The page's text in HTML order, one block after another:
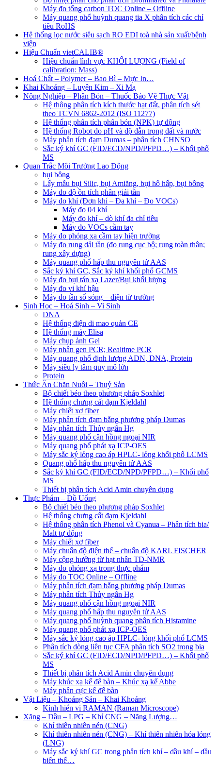
Máy đo tổng carbon TOC Online – Offline
Máy quang phổ huỳnh quang tia X phân tích các chỉ
tiêu RoHS
Hệ thống lọc nước siêu sạch RO EDI​​ toà nhà sản xuất/bệnh
viện
Hiệu Chuẩn vietCALIB®
Hiệu chuẩn lĩnh vực KHỐI LƯỢNG (Field of
calibration: Mass)
Hoá Chất – Polymer – Bao Bì – Mực In…
Khai Khoáng – Luyện Kim – Xi Mạ
Nông Nghiệp – Phân Bón – Thuốc Bảo Vệ Thực Vật
Hệ thông phân tích kích thước hạt đất, phân tích sét
theo TCVN 6862-2012 (ISO 11277)
Hệ thống phân tích phân bón (NPK) tự động
Hệ thống Robot đo pH và độ dẫn trong đất và nước
Máy phân tích đạm Dumas – phân tích CHNSO
Sắc ký khí GC (FID/ECD/NPD/PFPD…) – Khối phổ
MS
Quan Trắc Môi Trường Lao Động
bụi bông
Lấy mẫu bụi Silic, bụi Amiăng, bụi hô hấp, bụi bông
Máy đo độ ồn tích phân giải tần
Máy đo khí (Đơn khí – Đa khí – Đo VOCs)
Máy đo 04 khí
Máy đo khí – dò khí đa chỉ tiêu
Máy đo VOCs cầm tay
Máy đo phóng xạ cầm tay hiện trường
Máy đo rung dải tần (đo rung cục bộ; rung toàn thân;
rung xây dựng)
Máy quang phổ hấp thu nguyên tử AAS
Sắc ký khí GC, Sắc ký khí khối phổ GCMS
Máy đo bụi tán xạ Lazer/Bụi khối lượng
Máy đo vi khí hậu
Máy đo tần số sóng – điện từ trường
Sinh Học – Hoá Sinh – Vi Sinh
DNA
Hệ thống điện di mao quản CE
Hệ thống máy Elisa
Máy chụp ảnh Gel
Máy nhân gen PCR; Realtime PCR
Máy quang phổ định lượng ADN, DNA, Protein
Máy siêu ly tâm quy mô lớn
Protein
Thức Ăn Chăn Nuôi – Thuỷ Sản
Bộ chiết béo theo phương pháp Soxhlet
Hệ thống chưng cất đạm Kjeldahl
Máy chiết xơ fiber
Máy phân tích đạm bằng phương pháp Dumas
Máy phân tích Thủy ngân Hg
Máy quang phổ cận hồng ngoại NIR
Máy quang phổ phát xạ ICP-OES
Máy sắc ký lỏng cao áp HPLC- lỏng khối phổ LCMS
Quang phổ hấp thu nguyên tử AAS
Sắc ký khí GC (FID/ECD/NPD/PFPD…) – Khối phổ
MS
Thiết bị phân tích Acid Amin chuyên dụng
Thực Phẩm – Đồ Uống
Bộ chiết béo theo phương pháp Soxhlet
Hệ thống chưng cất đạm Kjeldahl
Hệ thống phân tích Phenol và Cyanua – Phân tích bia/
Malt tự động
Máy chiết xơ fiber
Máy chuẩn độ điện thế – chuẩn độ KARL FISCHER
Máy cộng hưởng từ hạt nhân TD-NMR
Máy đo phóng xạ trong thực phẩm
Máy đo TOC Online – Offline
Máy phân tích đạm bằng phương pháp Dumas
Máy phân tích Thủy ngân Hg
Máy quang phổ cận hồng ngoại NIR
Máy quang phổ hấp thu nguyên tử AAS
Máy quang phổ huỳnh quang phân tích Histamine
Máy quang phổ phát xạ ICP-OES
Máy sắc ký lỏng cao áp HPLC- lỏng khối phổ LCMS
Phân tích dòng liên tục CFA phân tích SO2 trong bia
Sắc ký khí GC (FID/ECD/NPD/PFPD…) – Khối phổ
MS
Thiết bị phân tích Acid Amin chuyên dụng
Máy khúc xạ kế để bàn – Khúc xạ kế Abbe
Máy phân cực kế để bàn
Vật Liệu – Khoáng Sản – Khai Khoáng
Kính hiển vi RAMAN (Raman Microscope)
Xăng – Dầu – LPG – Khí CNG – Năng Lượng…
Khí thiên nhiên nén (CNG)
Khí thiên nhiên nén (CNG) – Khí thiên nhiên hóa lỏng
(LNG)
Máy sắc ký khí GC trong phân tích khí – dầu khí – dầu
biến thế…